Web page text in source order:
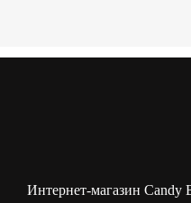
Интернет-магазин Candy